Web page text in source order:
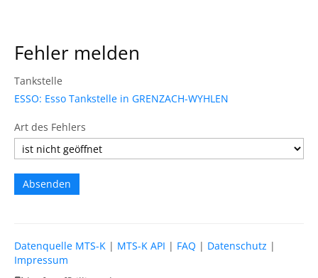
Fehler melden
Tankstelle
ESSO: Esso Tankstelle in GRENZACH-WYHLEN
Art des Fehlers
Datenquelle MTS-K | MTS-K API | FAQ | Datenschutz |
Impressum